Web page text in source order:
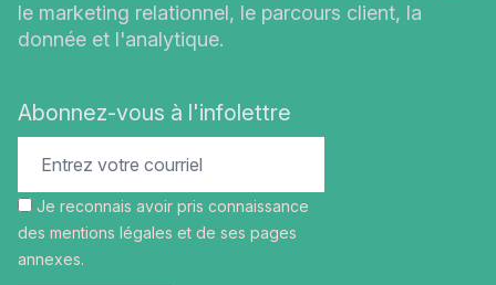
le marketing relationnel, le parcours client, la
donnée et l'analytique.
Abonnez-vous à l'infolettre
Je reconnais avoir pris connaissance
des mentions légales et de ses pages
annexes.